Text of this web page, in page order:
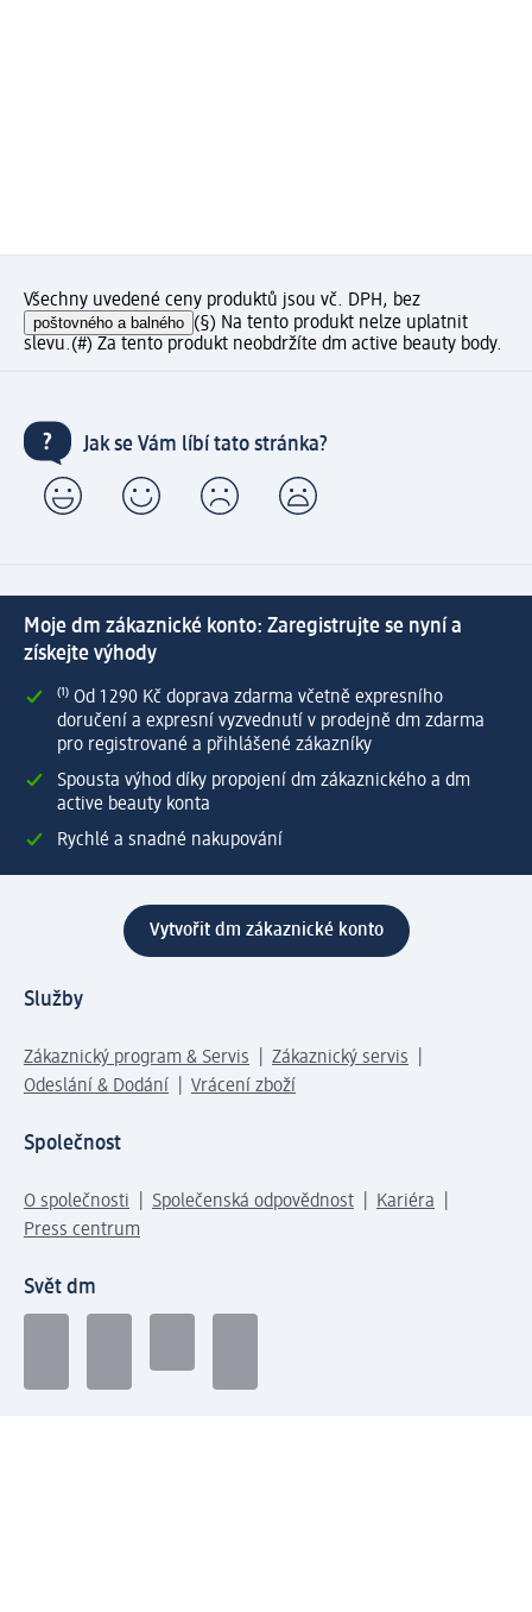
Všechny uvedené ceny produktů jsou vč. DPH, bez
poštovného a balného (§) Na tento produkt nelze uplatnit
slevu.(#) Za tento produkt neobdržíte dm active beauty body.
Jak se Vám líbí tato stránka?
Moje dm zákaznické konto: Zaregistrujte se nyní a
získejte výhody
⁽¹⁾ Od 1 290 Kč doprava zdarma včetně expresního
doručení a expresní vyzvednutí v prodejně dm zdarma
pro registrované a přihlášené zákazníky
Spousta výhod díky propojení dm zákaznického a dm
active beauty konta
Rychlé a snadné nakupování
Vytvořit dm zákaznické konto
Služby
Zákaznický program & Servis
Zákaznický servis
Odeslání & Dodání
Vrácení zboží
Společnost
O společnosti Společenská odpovědnost
Kariéra
Press centrum
Svět dm